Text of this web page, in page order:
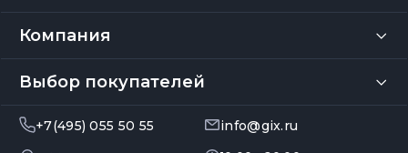
Компания
Выбор покупателей
+7(495) 055 50 55
info@gix.ru